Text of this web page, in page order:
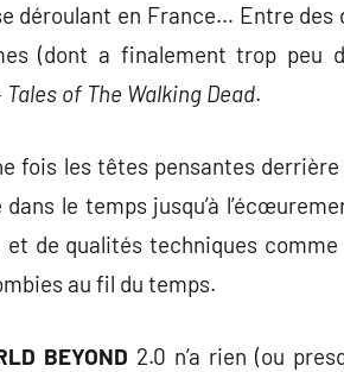
déroulant en France… Entre
(dont a finalement trop peu
Tales of The Walking Dead.
fois les têtes pensantes
dans le temps jusqu’à
et de qualités techniques comme
au fil du temps.
BEYOND 2.0 n’a rien (ou